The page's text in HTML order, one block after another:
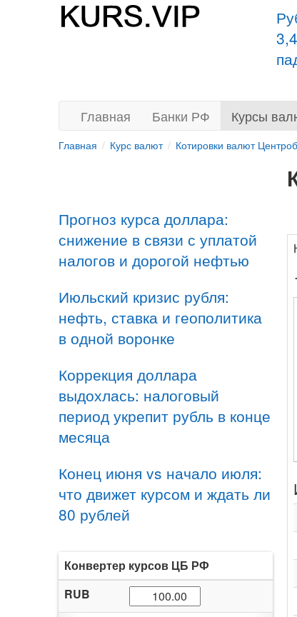
Главная Банки РФ Курсы
Главная Курс валют Котировки валют
Прогноз курса доллара:
снижение в связи с уплатой
налогов и дорогой нефтью
Июльский кризис рубля:
нефть, ставка и геополитика
в одной воронке
Коррекция доллара
выдохлась: налоговый
период укрепит рубль в конце
месяца
Конец июня vs начало июля:
что движет курсом и ждать ли
80 рублей
Конвертер курсов ЦБ РФ
RUB